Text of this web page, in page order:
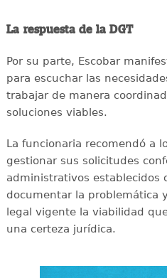
La respuesta de la DGT
Por su parte, Escobar
para escuchar las
trabajar de manera
soluciones viables.
La funcionaria recomendó a
gestionar sus solicitudes
administrativos establecidos
documentar la problemática
legal vigente la viabilidad
una certeza jurídica.